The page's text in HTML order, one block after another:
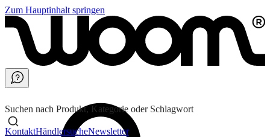
Zum Hauptinhalt springen
Suchen nach Produkt, Kategorie oder Schlagwort
KontaktHändlersucheNewsletter